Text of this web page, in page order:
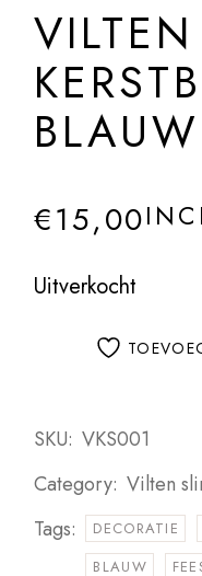
BLAUW
€15,00
Uitverkocht
SKU: VKS001
Category: Vilten
Tags:
DECORATIE
BLAUW